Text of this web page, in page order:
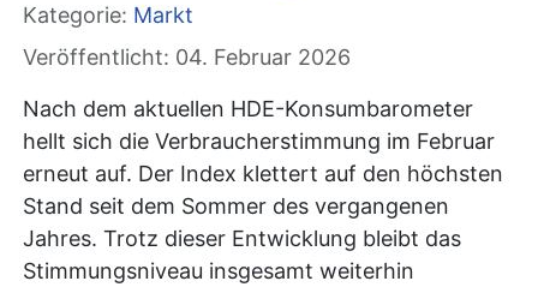
Kategorie: Markt
Veröffentlicht: 04. Februar 2026
Nach dem aktuellen HDE-Konsumbarometer
hellt sich die Verbraucherstimmung im Februar
erneut auf. Der Index klettert auf den höchsten
Stand seit dem Sommer des vergangenen
Jahres. Trotz dieser Entwicklung bleibt das
Stimmungsniveau insgesamt weiterhin